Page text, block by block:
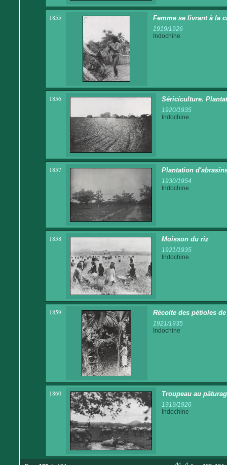
1855 Femme se livrant à la
1919/1926
Indochine
1856 Sériciculture.
1920/1935
Indochine
1857 Plantation
1930/1954
Indochine
1858 Moisson du riz
1921/1935
Indochine
1859 Récolte des pétioles
1921/1935
Indochine
1860 Troupeau au
1919/1926
Indochine